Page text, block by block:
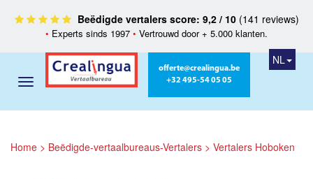
Beëdigde vertalers score: 9,2 / 10(141 reviews)
• Experts sinds 1997 • Vertrouwd door + 5.000 klanten.
offerte@crealingua.be
+32 495-54 05 05
NL
Home > Beëdigde-vertaalbureaus-Vertalers > Vertalers Hoboken